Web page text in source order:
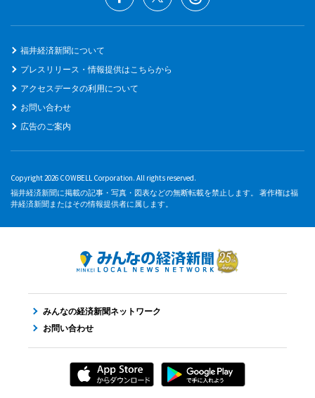
福井経済新聞について
プレスリリース・情報提供はこちらから
アクセスデータの利用について
お問い合わせ
広告のご案内
Copyright 2026 COWBELL Corporation. All rights reserved.
福井経済新聞に掲載の記事・写真・図表などの無断転載を禁止します。 著作権は福
井経済新聞またはその情報提供者に属します。
みんなの経済新聞ネットワーク
お問い合わせ